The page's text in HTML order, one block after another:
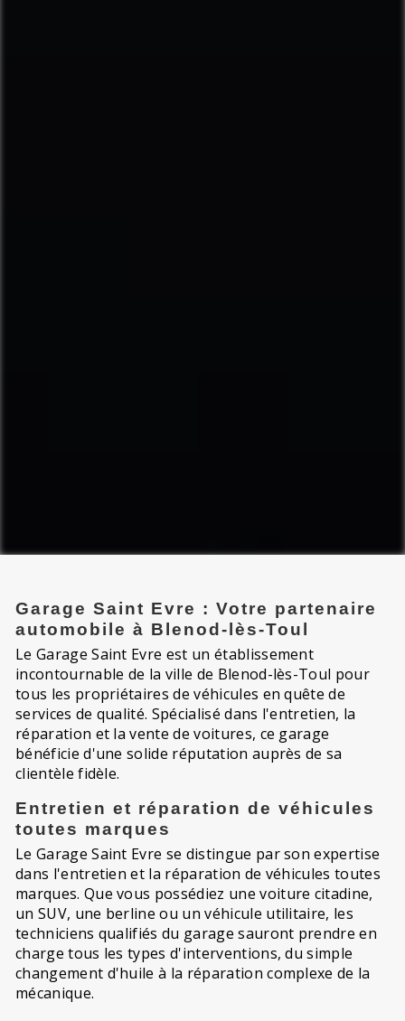
Garage Saint Evre : Votre partenaire
automobile à Blenod-lès-Toul
Le Garage Saint Evre est un établissement
incontournable de la ville de Blenod-lès-Toul pour
tous les propriétaires de véhicules en quête de
services de qualité. Spécialisé dans l'entretien, la
réparation et la vente de voitures, ce garage
bénéficie d'une solide réputation auprès de sa
clientèle fidèle.
Entretien et réparation de véhicules
toutes marques
Le Garage Saint Evre se distingue par son expertise
dans l'entretien et la réparation de véhicules toutes
marques. Que vous possédiez une voiture citadine,
un SUV, une berline ou un véhicule utilitaire, les
techniciens qualifiés du garage sauront prendre en
charge tous les types d'interventions, du simple
changement d'huile à la réparation complexe de la
mécanique.